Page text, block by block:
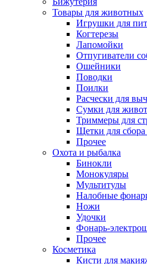
Товары для животных
Игрушки для
Когтерезы
Лапомойки
Отпугиватели
Ошейники
Поводки
Поилки
Расчески для
Сумки для
Триммеры для
Щетки для
Прочее
Охота и рыбалка
Бинокли
Монокуляры
Мультитулы
Налобные
Ножи
Удочки
Фонарь-
Прочее
Косметика
Кисти для